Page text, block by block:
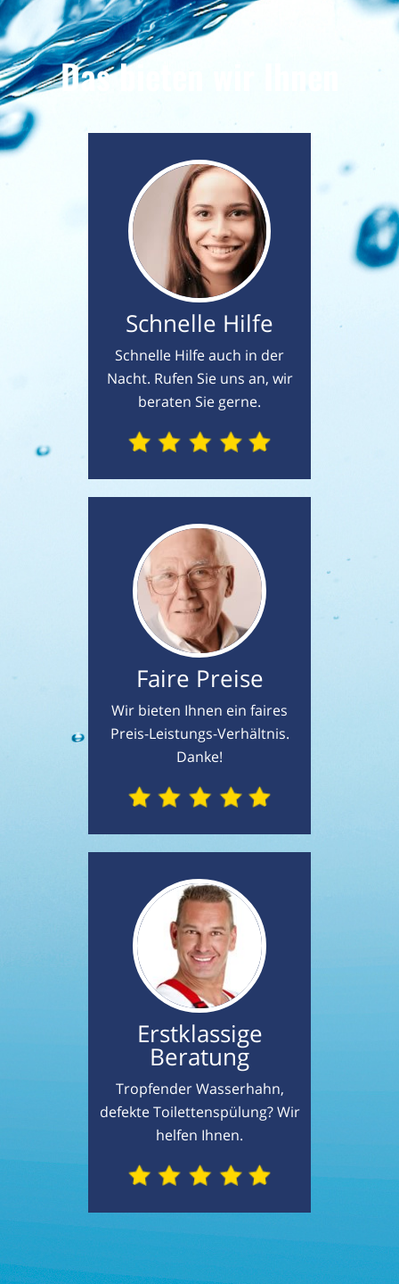
Das bieten wir Ihnen
Schnelle Hilfe
Schnelle Hilfe auch in der
Nacht. Rufen Sie uns an, wir
beraten Sie gerne.
Faire Preise
Wir bieten Ihnen ein faires
Preis-Leistungs-Verhältnis.
Danke!
Erstklassige
Beratung
Tropfender Wasserhahn,
defekte Toilettenspülung? Wir
helfen Ihnen.